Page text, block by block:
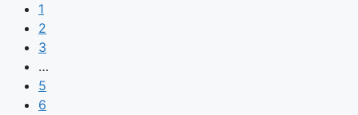
1
2
3
…
5
6